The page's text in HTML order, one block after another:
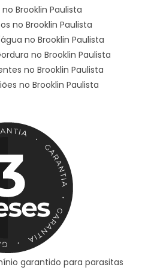
Brooklin Paulista
no Brooklin Paulista
no Brooklin Paulista
no Brooklin Paulista
no Brooklin Paulista
no Brooklin Paulista
garantido para parasitas